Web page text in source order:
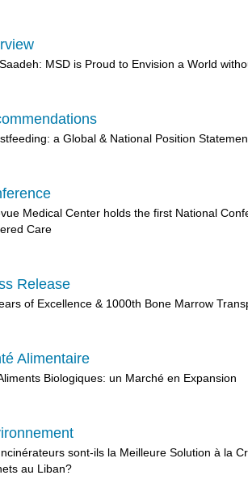
MSD is Proud to Envision a World
a Global & National Position
Medical Center holds the first National
Care
Release
of Excellence & 1000th Bone Marrow
Alimentaire
Biologiques: un Marché en Expansion
sont-ils la Meilleure Solution à la
au Liban?